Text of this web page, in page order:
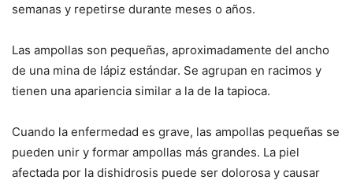
semanas y repetirse durante meses o años.
Las ampollas son pequeñas, aproximadamente del ancho
de una mina de lápiz estándar. Se agrupan en racimos y
tienen una apariencia similar a la de la tapioca.
Cuando la enfermedad es grave, las ampollas pequeñas se
pueden unir y formar ampollas más grandes. La piel
afectada por la dishidrosis puede ser dolorosa y causar